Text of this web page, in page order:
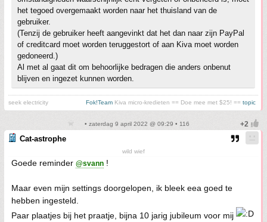
het tegoed overgemaakt worden naar het thuisland van de
gebruiker.
(Tenzij de gebruiker heeft aangevinkt dat het dan naar zijn PayPal
of creditcard moet worden teruggestort of aan Kiva moet worden
gedoneerd.)
Al met al gaat dit om behoorlijke bedragen die anders onbenut
blijven en ingezet kunnen worden.
seek electricity Fok!Team Kiva micro-kredieten == Doe mee met $25! == topic
• zaterdag 9 april 2022 @ 09:29 • 116
Cat-astrophe
wild wief
Goede reminder @svann !
Maar even mijn settings doorgelopen, ik bleek eea goed te
hebben ingesteld.
Paar plaatjes bij het praatje, bijna 10 jarig jubileum voor mij